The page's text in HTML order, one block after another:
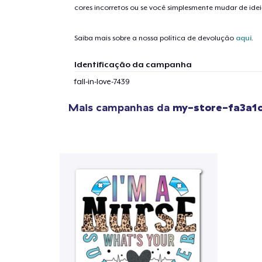
cores incorretos ou se você simplesmente mudar de
Saiba mais sobre a nossa política de devolução aqui.
Identificação da campanha
fall-in-love-7439
Mais campanhas da my-store-